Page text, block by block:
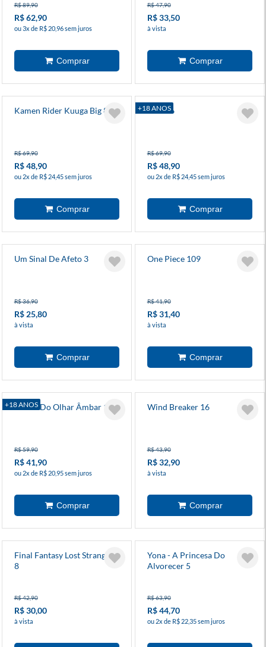
R$ 89,90
R$ 62,90
ou 3x de R$ 20,96 sem juros
R$ 47,90
R$ 33,50
à vista
Kamen Rider Kuuga Big 8
R$ 69,90
R$ 48,90
ou 2x de R$ 24,45 sem juros
+18 ANOS
Blade 6
R$ 69,90
R$ 48,90
ou 2x de R$ 24,45 sem juros
Um Sinal De Afeto 3
R$ 36,90
R$ 25,80
à vista
One Piece 109
R$ 41,90
R$ 31,40
à vista
+18 ANOS
Iraúna Do Olhar Âmbar 1
R$ 59,90
R$ 41,90
ou 2x de R$ 20,95 sem juros
Wind Breaker 16
R$ 43,90
R$ 32,90
à vista
Final Fantasy Lost Stranger
8
R$ 42,90
R$ 30,00
à vista
Yona - A Princesa Do
Alvorecer 5
R$ 63,90
R$ 44,70
ou 2x de R$ 22,35 sem juros